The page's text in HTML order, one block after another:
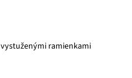
ramienkami